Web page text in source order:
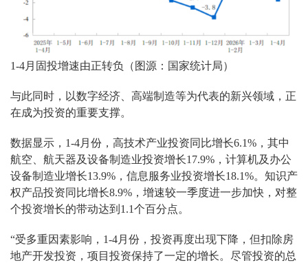
1-4月固投增速由正转负（图源：国家统计局）
与此同时，以数字经济、高端制造等为代表的新兴领域，正
在成为投资的重要支撑。
数据显示，1-4月份，高技术产业投资同比增长6.1%，其中
航空、航天器及设备制造业投资增长17.9%，计算机及办公
设备制造业增长13.9%，信息服务业投资增长18.1%。知识产
权产品投资同比增长8.9%，增速较一季度进一步加快，对整
个投资增长的带动达到1.1个百分点。
“受多重因素影响，1-4月份，投资再度出现下降，但扣除房
地产开发投资，项目投资保持了一定的增长。尽管投资的总